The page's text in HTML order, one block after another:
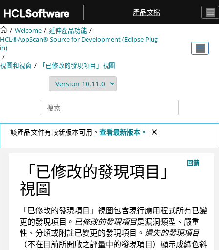
產品文檔
Welcome
延伸產品功能
HCL®AppScan® Source for Development (Eclipse Plug-
in)
視圖和視窗 「已修改的發現項目」視圖
該產品文件有較新版本可用。 查看最新版本。
回饋
「已修改的發現項目」
視圖
「已修改的發現項目」視圖包含現行應用程式所有已變
更的發現項目。 已修改的發現項目是漏洞類型、嚴重
性、分類或附註已變更的發現項目。 遺失的發現項目
（不在目前所開啟之評量中的發現項目）顯示成綠色斜